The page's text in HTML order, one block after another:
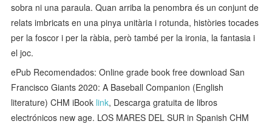
sobra ni una paraula. Quan arriba la penombra és un conjunt de
relats imbricats en una pinya unitària i rotunda, històries tocades
per la foscor i per la ràbia, però també per la ironia, la fantasia i
el joc.
ePub Recomendados: Online grade book free download San
Francisco Giants 2020: A Baseball Companion (English
literature) CHM iBook link, Descarga gratuita de libros
electrónicos new age. LOS MARES DEL SUR in Spanish CHM